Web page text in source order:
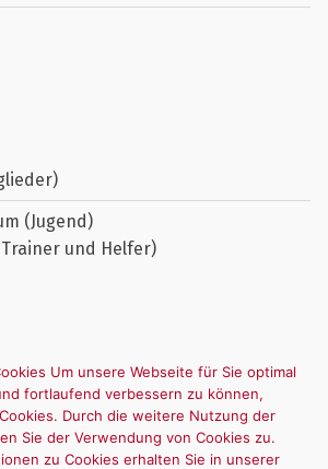
(Jugend)
und Helfer)
Um unsere Webseite für Sie optimal
fortlaufend verbessern zu können,
Durch die weitere Nutzung der
Sie der Verwendung von Cookies zu.
zu Cookies erhalten Sie in unserer